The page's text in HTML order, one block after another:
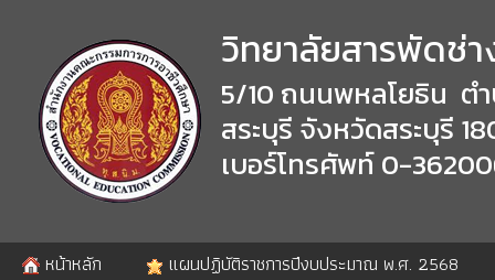
วิทยาลัยสารพัดช่า
5/10 ถนนพหลโยธิน ต
สระบุรี จังหวัดสระบุรี
เบอร์โทรศัพท์ 0-
หน้าหลัก แผนปฏิบัติราชการปีงบประมาณ พ.ศ. 2568